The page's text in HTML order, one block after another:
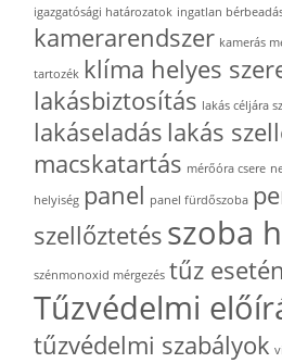
igazgatósági határozatok ingatlan
kamerarendszer kamerás
tartozék klíma helyes
lakásbiztosítás lakás céljára
lakáseladás lakás
macskatartás mérőóra csere
helyiség panel panel fürdőszoba
szellőztetés szoba
szénmonoxid mérgezés tűz esetén
Tűzvédelmi
tűzvédelmi szabályok